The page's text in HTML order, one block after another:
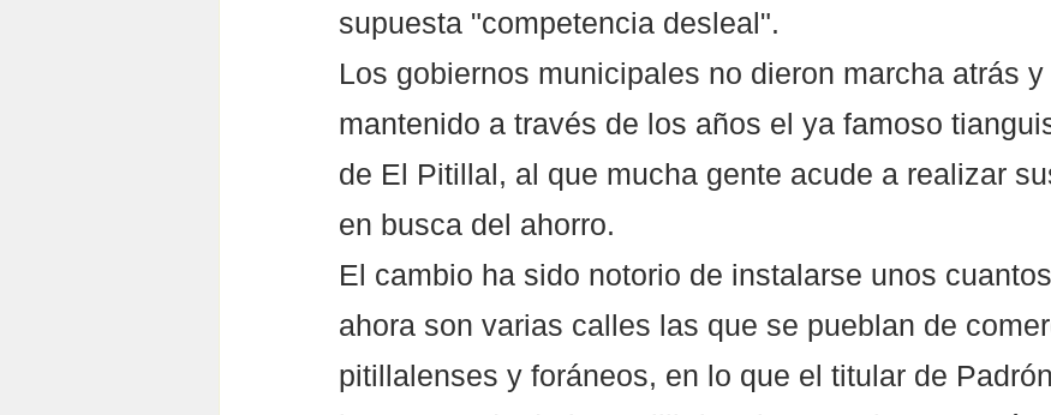
supuesta "competencia desleal".
Los gobiernos municipales no dieron marcha atrás
mantenido a través de los años el ya famoso
de El Pitillal, al que mucha gente acude a realizar
en busca del ahorro.
El cambio ha sido notorio de instalarse unos
ahora son varias calles las que se pueblan de
pitillalenses y foráneos, en lo que el titular de